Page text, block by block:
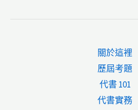
關於這裡
歷屆考題
代書 101
代書實務